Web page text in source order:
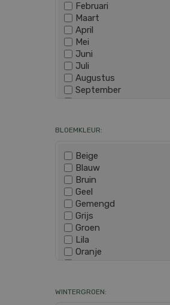
Februari
Maart
April
Mei
Juni
Juli
Augustus
September
December
BLOEMKLEUR:
Beige
Blauw
Bruin
Geel
Gemengd
Grijs
Groen
Lila
Oranje
Roze
WINTERGROEN: